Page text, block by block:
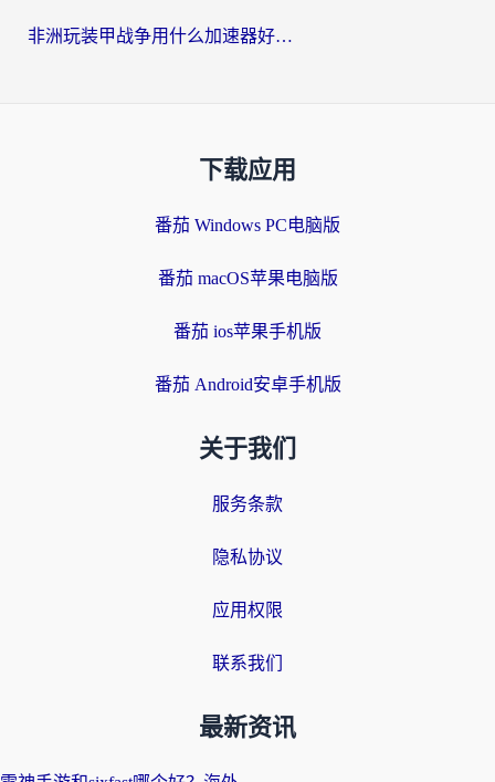
非洲玩装甲战争用什么加速器好？海外党亲测有效的国服游戏加速方案
下载应用
番茄 Windows PC电脑版
番茄 macOS苹果电脑版
番茄 ios苹果手机版
番茄 Android安卓手机版
关于我们
服务条款
隐私协议
应用权限
联系我们
最新资讯